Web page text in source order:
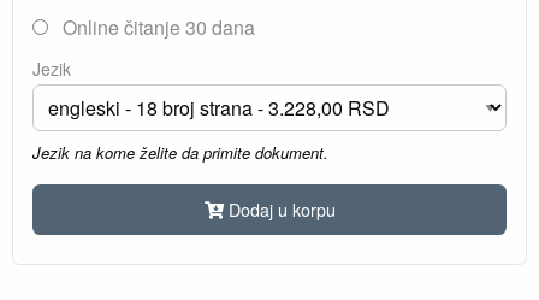
Online čitanje 30 dana
Jezik
Jezik na kome želite da primite dokument.
Dodaj u korpu